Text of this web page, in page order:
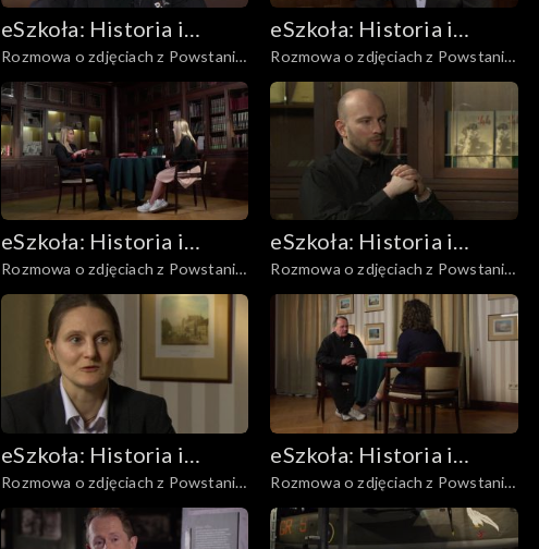
eSzkoła: Historia i
Literatura
Rozmowa o zdjęciach z Powstania,
Barykady
eSzkoła: Historia i
Literatura
Rozmowa o zdjęciach z Powstania,
Fotografie
eSzkoła: Historia i
Literatura
Rozmowa o zdjęciach z Powstania,
Poczta i łączność
eSzkoła: Historia i
Literatura
Rozmowa o zdjęciach z Powstania,
Pojazdy
eSzkoła: Historia i
Literatura
Rozmowa o zdjęciach z Powstania,
Warszawa zniszczona
eSzkoła: Historia i
Literatura
Rozmowa o zdjęciach z Powstania,
Warszawa okupowana